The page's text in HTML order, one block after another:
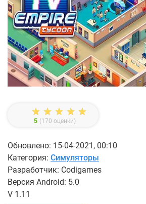
5 (170 оценки)
Обновлено: 15-04-2021, 00:10
Категория: Симуляторы
Разработчик: Codigames
Версия Android: 5.0
V 1.11